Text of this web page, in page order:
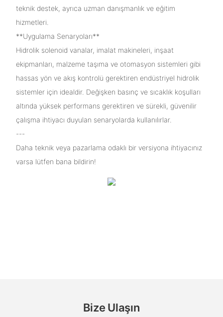
teknik destek, ayrıca uzman danışmanlık ve eğitim
hizmetleri.
**Uygulama Senaryoları**
Hidrolik solenoid vanalar, imalat makineleri, inşaat
ekipmanları, malzeme taşıma ve otomasyon sistemleri gibi
hassas yön ve akış kontrolü gerektiren endüstriyel hidrolik
sistemler için idealdir. Değişken basınç ve sıcaklık koşulları
altında yüksek performans gerektiren ve sürekli, güvenilir
çalışma ihtiyacı duyulan senaryolarda kullanılırlar.
---
Daha teknik veya pazarlama odaklı bir versiyona ihtiyacınız
varsa lütfen bana bildirin!
Bize Ulaşın